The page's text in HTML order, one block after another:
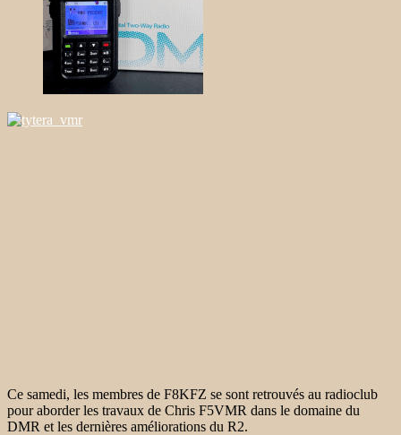
Ce samedi, les membres de F8KFZ se sont retrouvés au radioclub
pour aborder les travaux de Chris F5VMR dans le domaine du
DMR et les dernières améliorations du R2.